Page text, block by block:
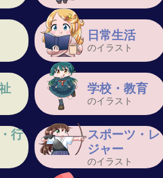
日常生活
のイラスト
学校・教育
のイラスト
行
スポーツ・レ
ジャー
のイラスト